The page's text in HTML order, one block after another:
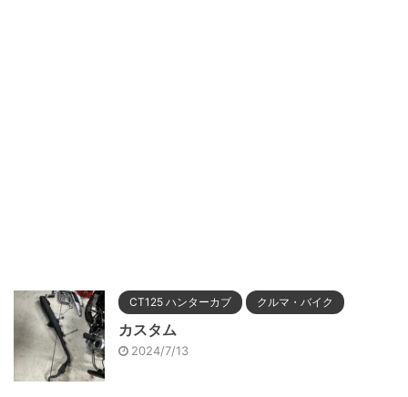
CT125 ハンターカブ クルマ・バイク
カスタム
2024/7/13